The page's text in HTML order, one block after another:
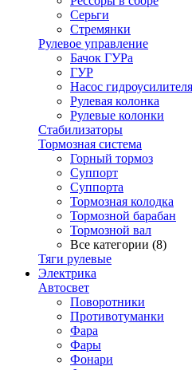
Серьги
Стремянки
Рулевое управление
Бачок ГУРа
ГУР
Насос
Рулевая колонка
Рулевые колонки
Стабилизаторы
Тормозная система
Горный тормоз
Суппорт
Суппорта
Тормозная колодка
Тормозной барабан
Тормозной вал
Все категории (8)
Тяги рулевые
Электрика
Автосвет
Поворотники
Противотуманки
Фара
Фары
Фонари